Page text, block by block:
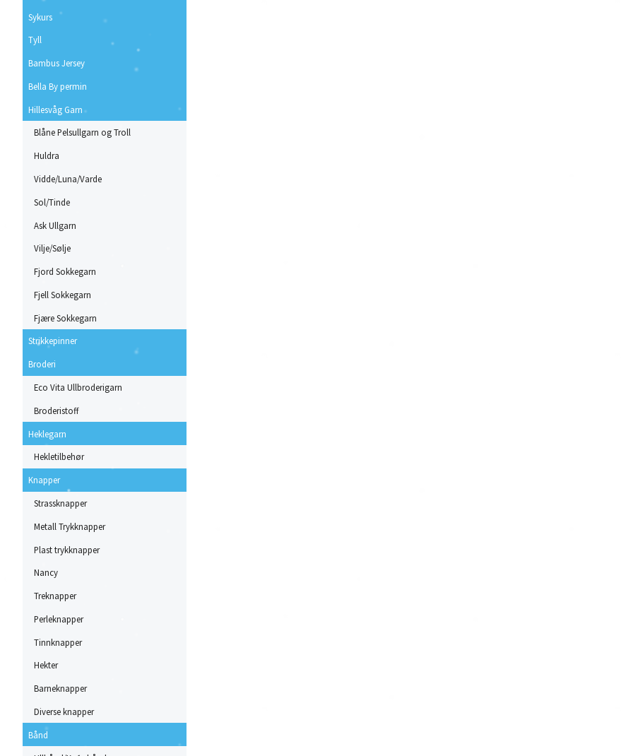
Sykurs
Tyll
Bambus Jersey
Bella By permin
Hillesvåg Garn
Blåne Pelsullgarn og Troll
Huldra
Vidde/Luna/Varde
Sol/Tinde
Ask Ullgarn
Vilje/Sølje
Fjord Sokkegarn
Fjell Sokkegarn
Fjære Sokkegarn
Strikkepinner
Broderi
Eco Vita Ullbroderigarn
Broderistoff
Heklegarn
Hekletilbehør
Knapper
Strassknapper
Metall Trykknapper
Plast trykknapper
Nancy
Treknapper
Perleknapper
Tinnknapper
Hekter
Barneknapper
Diverse knapper
Bånd